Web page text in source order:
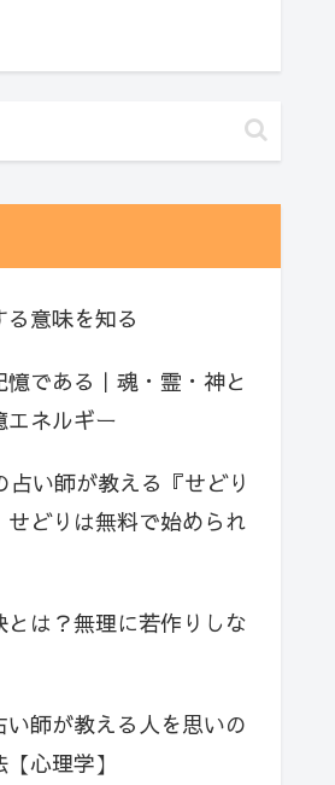
意味を知る
である｜魂・霊・神と
エネルギー
占い師が教える『せどり
せどりは無料で始められ
は？無理に若作りしな
い師が教える人を思いの
心理学】